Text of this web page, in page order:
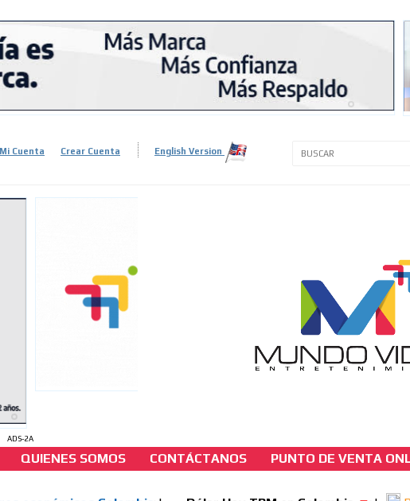
Mi Cuenta Crear Cuenta English Version
ADS-2A
QUIENES SOMOS CONTÁCTANOS PUNTO DE VENTA